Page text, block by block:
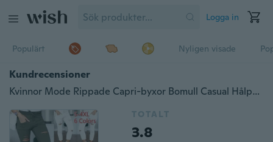
Logga in
Populärt Nyligen visade
Kundrecensioner
Kvinnor Mode Rippade Capri-byxor Bomull Casual Hålpenna Hög midja Byxor 6 färger Plus storlek S-4XL
TOTALT
3.8